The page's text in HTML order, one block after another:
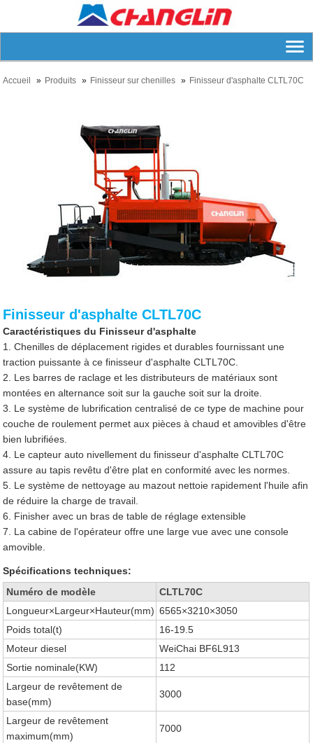
Accueil Produits Finisseur sur chenilles Finisseur d'asphalte CLTL70C
Finisseur d'asphalte CLTL70C
Caractéristiques du Finisseur d'asphalte
1. Chenilles de déplacement rigides et durables fournissant une
traction puissante à ce finisseur d'asphalte CLTL70C.
2. Les barres de raclage et les distributeurs de matériaux sont
montées en alternance soit sur la gauche soit sur la droite.
3. Le système de lubrification centralisé de ce type de machine pour
couche de roulement permet aux pièces à chaud et amovibles d'être
bien lubrifiées.
4. Le capteur auto nivellement du finisseur d'asphalte CLTL70C
assure au tapis revêtu d'être plat en conformité avec les normes.
5. Le système de nettoyage au mazout nettoie rapidement l'huile afin
de réduire la charge de travail.
6. Finisher avec un bras de table de réglage extensible
7. La cabine de l'opérateur offre une large vue avec une console
amovible.
Spécifications techniques:
Numéro de modèle
CLTL70C
Longueur×Largeur×Hauteur(mm) 6565×3210×3050
Poids total(t)
16-19.5
Moteur diesel
WeiChai BF6L913
Sortie nominale(KW)
112
Largeur de revêtement de
base(mm)
3000
Largeur de revêtement
maximum(mm)
7000